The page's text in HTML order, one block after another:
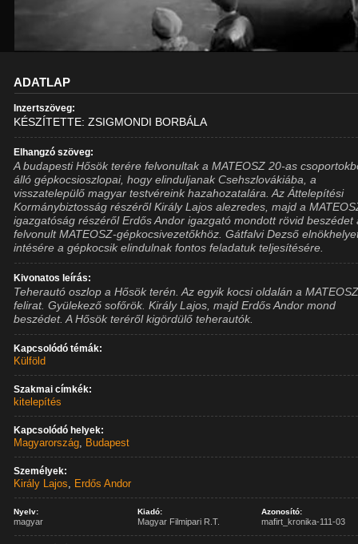
ADATLAP
Inzertszöveg:
KÉSZÍTETTE: ZSIGMONDI BORBÁLA
Elhangzó szöveg:
A budapesti Hősök terére felvonultak a MATEOSZ 20-as
álló gépkocsioszlopai, hogy elinduljanak Csehszlovákiába, a
visszatelepülő magyar testvéreink hazahozatalára. Az Áttelepítési
Kormánybiztosság részéről Király Lajos alezredes, majd a
igazgatóság részéről Erdős Andor igazgató mondott rövid beszédet
felvonult MATEOSZ-gépkocsivezetőkhöz. Gátfalvi Dezső
intésére a gépkocsik elindulnak fontos feladatuk teljesítésére.
Kivonatos leírás:
Teherautó oszlop a Hősök terén. Az egyik kocsi oldalán a
felirat. Gyülekező sofőrök. Király Lajos, majd Erdős Andor mond
beszédet. A Hősök teréről kigördülő teherautók.
Kapcsolódó témák:
Külföld
Szakmai címkék:
kitelepítés
Kapcsolódó helyek:
Magyarország, Budapest
Személyek:
Király Lajos, Erdős Andor
Nyelv:
magyar
Kiadó:
Magyar Filmipari R.T.
Azonosító:
mafirt_kronika-111-03